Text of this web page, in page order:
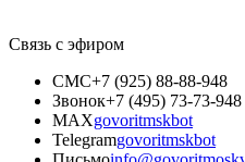
Связь с эфиром
СМС+7 (925) 88-88-948
Звонок+7 (495) 73-73-948
MAXgovoritmskbot
Telegramgovoritmskbot